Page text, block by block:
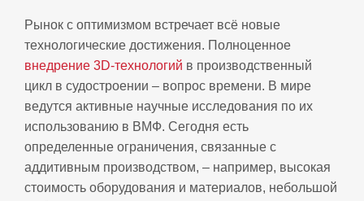
Рынок с оптимизмом встречает всё новые
технологические достижения. Полноценное
внедрение 3D-технологий в производственный
цикл в судостроении – вопрос времени. В мире
ведутся активные научные исследования по их
использованию в ВМФ. Сегодня есть
определенные ограничения, связанные с
аддитивным производством, – например, высокая
стоимость оборудования и материалов, небольшой